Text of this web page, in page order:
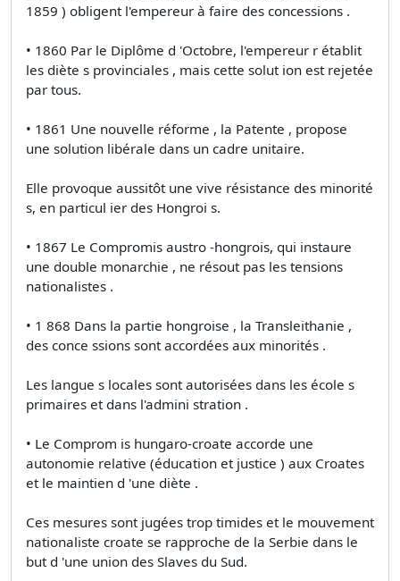
1859 ) obligent l'empereur à faire des concessions .
• 1860 Par le Diplôme d 'Octobre, l'empereur r établit
les diète s provinciales , mais cette solut ion est rejetée
par tous.
• 1861 Une nouvelle réforme , la Patente , propose
une solution libérale dans un cadre unitaire.
Elle provoque aussitôt une vive résistance des minorité
s, en particul ier des Hongroi s.
• 1867 Le Compromis austro -hongrois, qui instaure
une double monarchie , ne résout pas les tensions
nationalistes .
• 1 868 Dans la partie hongroise , la Transleithanie ,
des conce ssions sont accordées aux minorités .
Les langue s locales sont autorisées dans les école s
primaires et dans l'admini stration .
• Le Comprom is hungaro-croate accorde une
autonomie relative (éducation et justice ) aux Croates
et le maintien d 'une diète .
Ces mesures sont jugées trop timides et le mouvement
nationaliste croate se rapproche de la Serbie dans le
but d 'une union des Slaves du Sud.